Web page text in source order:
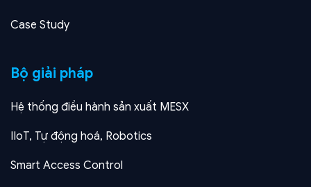
Case Study
Bộ giải pháp
Hệ thống điều hành sản xuất MESX
IIoT, Tự động hoá, Robotics
Smart Access Control